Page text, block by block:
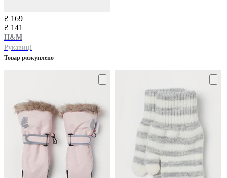
₴ 169
₴ 141
H&M
Рукавиці
Товар розкуплено